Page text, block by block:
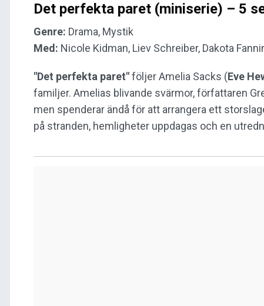
Det perfekta paret (miniserie) – 5
Genre: Drama, Mystik
Med: Nicole Kidman, Liev Schreiber, Dakota
"Det perfekta paret"följer Amelia Sacks (Eve
familjer. Amelias blivande svärmor, författaren
men spenderar ändå för att arrangera ett
på stranden, hemligheter uppdagas och en